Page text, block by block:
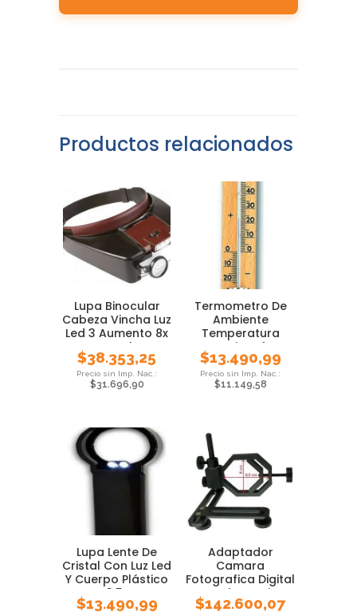
Productos relacionados
Lupa Binocular
Cabeza Vincha Luz
Led 3 Aumento 8x
Local
$38.353,25
$31.696,90
Termometro De
Ambiente
Temperatura
Interior Tfa
Madera 15 Cm
$13.490,99
$11.149,58
Lupa Lente De
Cristal Con Luz Led
Y Cuerpo Plástico
3,5x
$13.490,99
Adaptador
Camara
Fotografica Digital
A Telescopio
Ada600
$142.600,07